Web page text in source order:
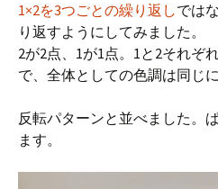
1×2を3つごとの繰り返しでは
り返すようにしてみました。
2が2点、1が1点。1と2それぞ
で、全体としての色調は同じに
反転パターンと並べました。
ます。